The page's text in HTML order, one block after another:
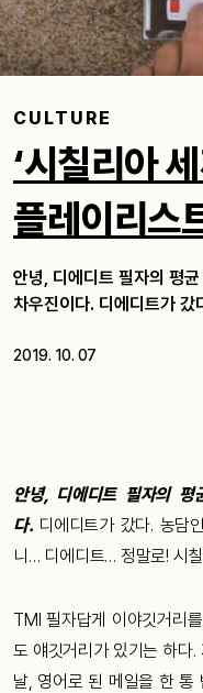
CULTURE
‘시칠리아
플레이리스
안녕, 디에디트 필자의 평
차우진이다. 디에디트가
2019. 10. 07
안녕, 디에디트 필자의
다. 디에디트가 갔다. 농담
니… 디에디트… 정말로! 시
TMI 필자답게 이야깃거리
도 얘깃거리가 있기는 하
날, 영어로 된 메일을 한 통